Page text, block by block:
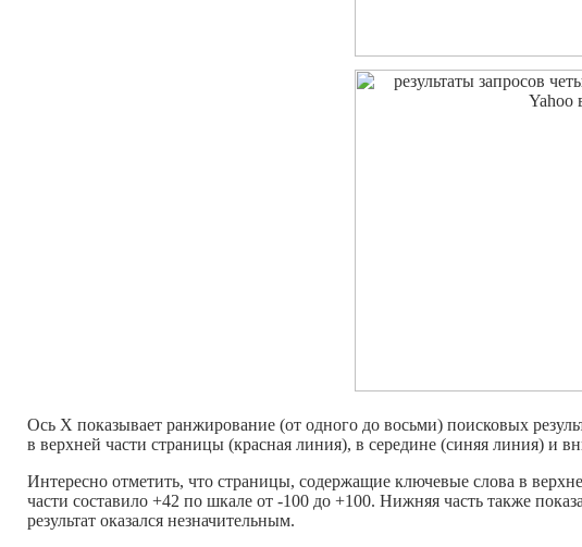
Ось Х показывает ранжирование (от одного до восьми) поисковых
в верхней части страницы (красная линия), в середине (синяя линия) и
Интересно отметить, что страницы, содержащие ключевые слова в
части составило +42 по шкале от -100 до +100. Нижняя часть также
результат оказался незначительным.